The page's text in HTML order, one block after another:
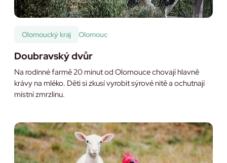
Olomoucký kraj Olomouc
Doubravský dvůr
Na rodinné farmě 20 minut od Olomouce chovají hlavně
krávy na mléko. Děti si zkusí vyrobit sýrové nitě a ochutnají
místní zmrzlinu.